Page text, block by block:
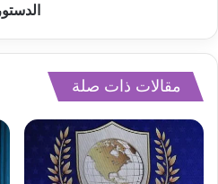
الدستور
مقالات ذات صلة